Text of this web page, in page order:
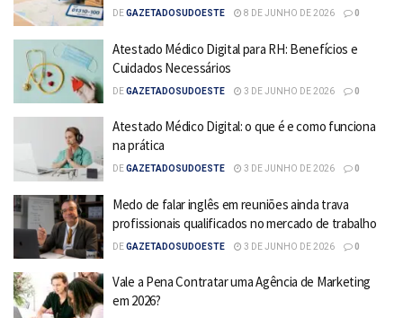
DEGAZETADOSUDOESTE 8 DE JUNHO DE 2026 0
Atestado Médico Digital para RH: Benefícios e
Cuidados Necessários
DEGAZETADOSUDOESTE 3 DE JUNHO DE 2026 0
Atestado Médico Digital: o que é e como funciona
na prática
DEGAZETADOSUDOESTE 3 DE JUNHO DE 2026 0
Medo de falar inglês em reuniões ainda trava
profissionais qualificados no mercado de trabalho
DEGAZETADOSUDOESTE 3 DE JUNHO DE 2026 0
Vale a Pena Contratar uma Agência de Marketing
em 2026?